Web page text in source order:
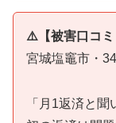
⚠️【被害口コミ
宮城塩竈市・
「月1返済と